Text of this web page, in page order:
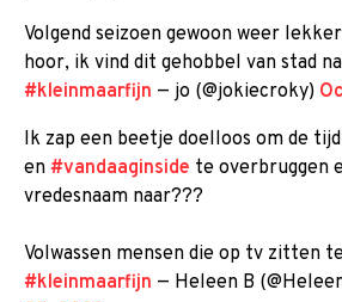
Volgend seizoen gewoon weer
hoor, ik vind dit gehobbel van stad
#kleinmaarfijn — jo (@jokiecroky)
Ik zap een beetje doelloos om de
en #vandaaginside te overbruggen
vredesnaam naar???
Volwassen mensen die op tv zitten
#kleinmaarfijn — Heleen B